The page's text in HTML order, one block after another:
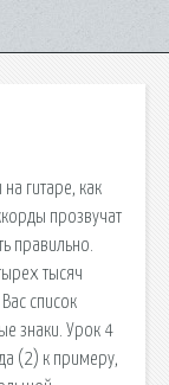
гитаре, как
прозвучат
правильно.
тысяч
список
знаки. Урок 4
(2) к примеру,